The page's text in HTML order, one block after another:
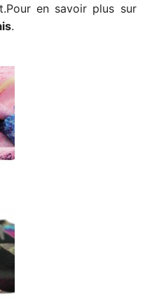
en savoir plus sur
.